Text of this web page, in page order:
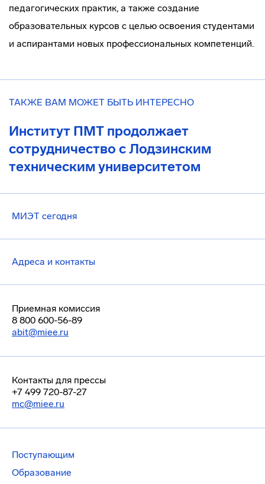
педагогических практик, а также создание
образовательных курсов с целью освоения студентами
и аспирантами новых профессиональных компетенций.
ТАКЖЕ ВАМ МОЖЕТ БЫТЬ ИНТЕРЕСНО
Институт ПМТ продолжает
сотрудничество с Лодзинским
техническим университетом
МИЭТ сегодня
Адреса и контакты
Приемная комиссия
8 800 600-56-89
abit@miee.ru
Контакты для прессы
+7 499 720-87-27
mc@miee.ru
Поступающим
Образование